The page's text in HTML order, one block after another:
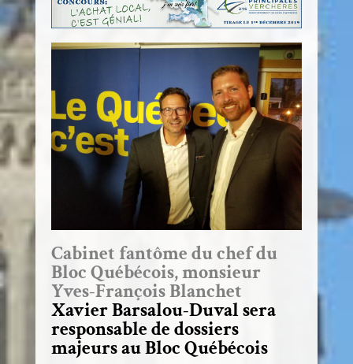
Cabinet fantôme du chef du
Bloc Québécois, monsieur
Yves-François Blanchet
Xavier Barsalou-Duval sera
responsable de dossiers
majeurs au Bloc Québécois